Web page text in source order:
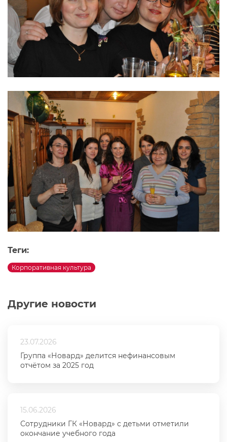
Другие новости
23.07.2026
Группа «Новард» делится нефинансовым
отчётом за 2025 год
15.06.2026
Сотрудники ГК «Новард» с детьми отметили
окончание учебного года
Теги:
Корпоративная культура